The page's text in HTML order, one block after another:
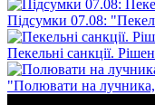
Підсумки 07.08:
Пекельні санкції.
"Полювати на лучника,